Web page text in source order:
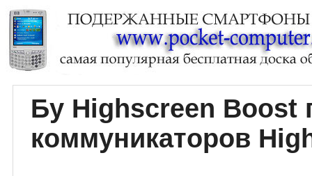
Бу Highscreen
коммуникаторов